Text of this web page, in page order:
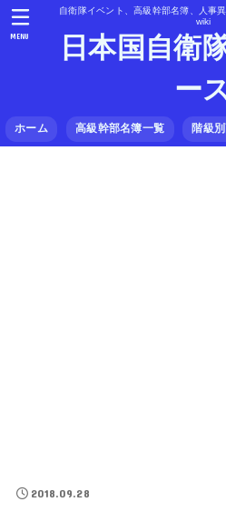
自衛隊イベント、高級幹部名簿、人事
wiki
日本国自衛
ー
ホーム 高級幹部名簿一覧 階級
MENU
2018.09.28